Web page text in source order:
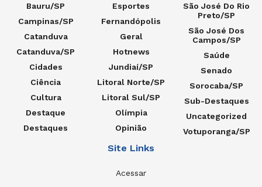
Bauru/SP
Campinas/SP
Catanduva
Catanduva/SP
Cidades
Ciência
Cultura
Destaque
Destaques
Esportes
Fernandópolis
Geral
Hotnews
Jundiaí/SP
Litoral Norte/SP
Litoral Sul/SP
Olímpia
Opinião
São José Do Rio
Preto/SP
São José Dos
Campos/SP
Saúde
Senado
Sorocaba/SP
Sub-Destaques
Uncategorized
Votuporanga/SP
Site Links
Acessar